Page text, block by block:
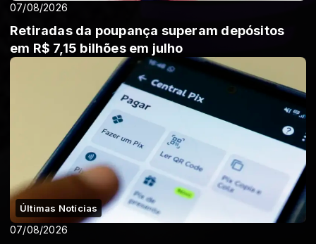
07/08/2026
Retiradas da poupança superam depósitos
em R$ 7,15 bilhões em julho
Últimas Notícias
07/08/2026